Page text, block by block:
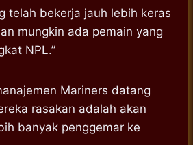
telah bekerja jauh lebih keras
mungkin ada pemain yang
NPL.”
Mariners datang
rasakan adalah akan
banyak penggemar ke